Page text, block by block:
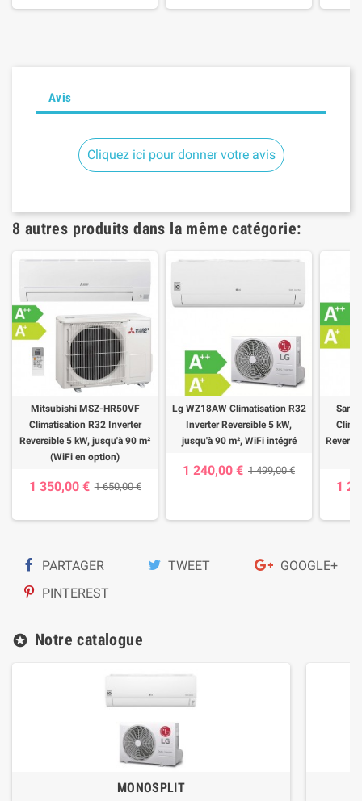
Avis
Cliquez ici pour donner votre avis
8 autres produits dans la même catégorie:
Mitsubishi MSZ-HR50VF
Climatisation R32 Inverter
Reversible 5 kW, jusqu'à 90 m²
(WiFi en option)
1 350,00 € 1 650,00 €
Lg WZ18AW Climatisation R32
Inverter Reversible 5 kW,
jusqu'à 90 m², WiFi intégré
1 240,00 € 1 499,00 €
1
PARTAGER TWEET
GOOGLE+
PINTEREST
stars Notre catalogue
MONOSPLIT